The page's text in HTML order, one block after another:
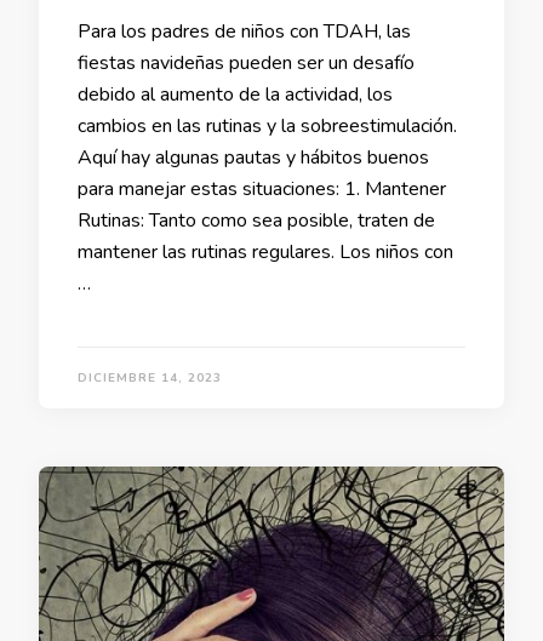
Para los padres de niños con TDAH, las
fiestas navideñas pueden ser un desafío
debido al aumento de la actividad, los
cambios en las rutinas y la sobreestimulación.
Aquí hay algunas pautas y hábitos buenos
para manejar estas situaciones: 1. Mantener
Rutinas: Tanto como sea posible, traten de
mantener las rutinas regulares. Los niños con
…
DICIEMBRE 14, 2023